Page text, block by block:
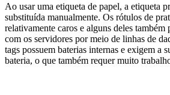
Ao usar uma etiqueta de papel, a etiqueta
substituída manualmente. Os rótulos de
relativamente caros e alguns deles também
com os servidores por meio de linhas de
tags possuem baterias internas e exigem a
bateria, o que também requer muito